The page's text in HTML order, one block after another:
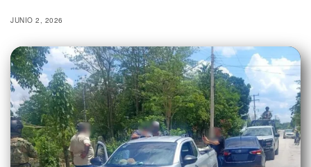
JUNIO 2, 2026